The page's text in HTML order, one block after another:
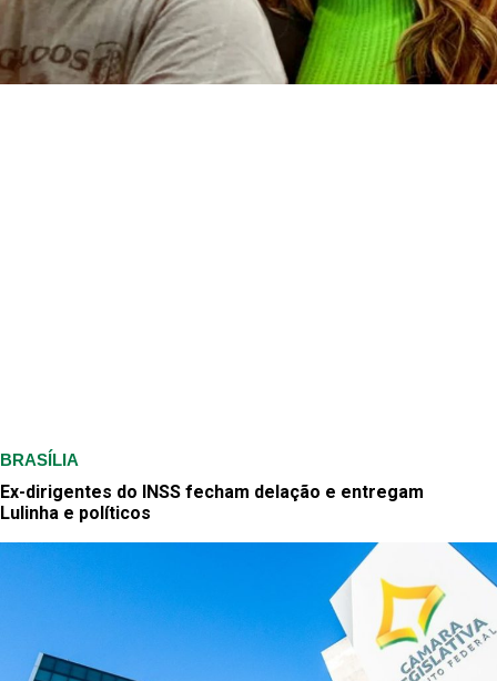
BRASÍLIA
Ex-dirigentes do INSS fecham delação e entregam
Lulinha e políticos